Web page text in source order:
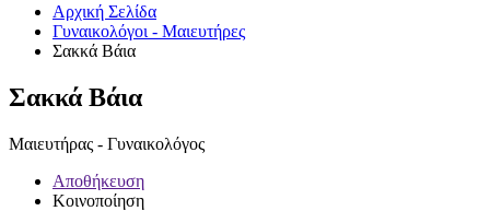
Αρχική Σελίδα
Γυναικολόγοι - Μαιευτήρες
Σακκά Βάια
Σακκά Βάια
Μαιευτήρας - Γυναικολόγος
Αποθήκευση
Κοινοποίηση